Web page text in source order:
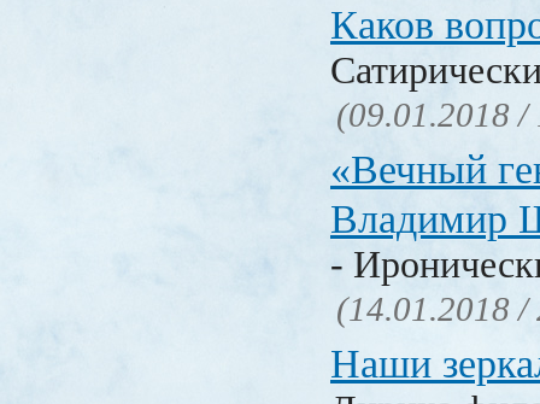
Каков
(09.01.2018 /
«Вечный
Владимир
-
(14.01.2018 /
Наши